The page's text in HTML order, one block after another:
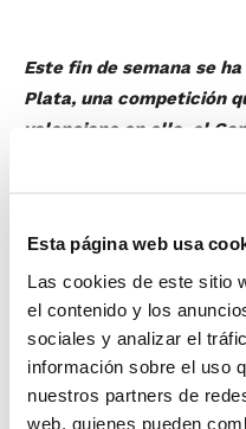
Esta página web usa
Las cookies de este sitio
el contenido y los
sociales y analizar el
información sobre el uso
nuestros partners de
web, quienes pueden
Este fin de semana se
Plata, una competición
valenciano en ella, el
numerosos jugadores
es el conjunto que más
las órdenes de Víctor
comoAlexandre
García,Carlos Gil o
Pero son bastantes